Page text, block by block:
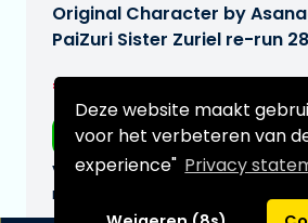
Deze website maakt
voor het verbeteren van
experience" Privacy
Original Character by
PaiZuri Sister Zuriel re-run
€324,99
Gratis verzending
Verwachtte leverdatum:
n.v.t.